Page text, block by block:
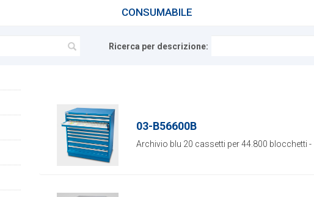
CONSUMABILE
Ricerca per descrizione:
03-B56600B
Archivio blu 20 cassetti per 44.800 blocchetti -